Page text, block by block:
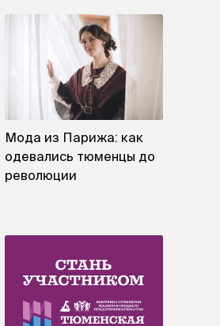
Мода из Парижа: как
одевались тюменцы до
революции